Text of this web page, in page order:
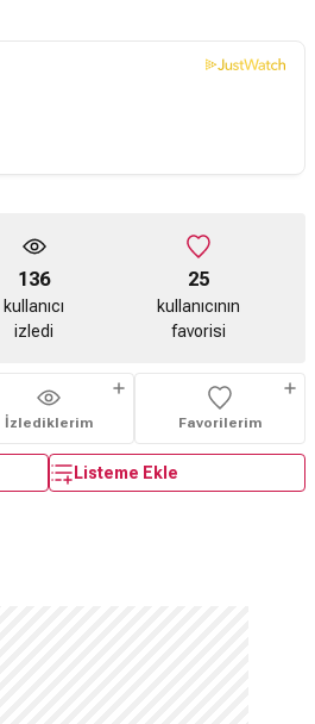
136
kullanıcı
izledi
25
kullanıcının
favorisi
İzlediklerim Favorilerim
Listeme Ekle